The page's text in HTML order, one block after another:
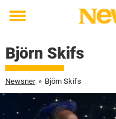
Toggle
Björn Skifs
Newsner » Björn Skifs